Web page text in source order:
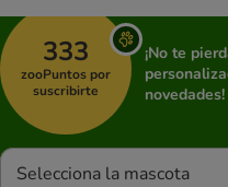
333
zooPuntos por
suscribirte
¡No te
novedades!
Selecciona la mascota